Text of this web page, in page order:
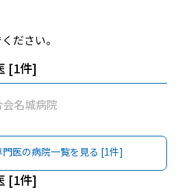
ださい。
[1件]
名城病院
門医の病院一覧を見る [1件]
[1件]